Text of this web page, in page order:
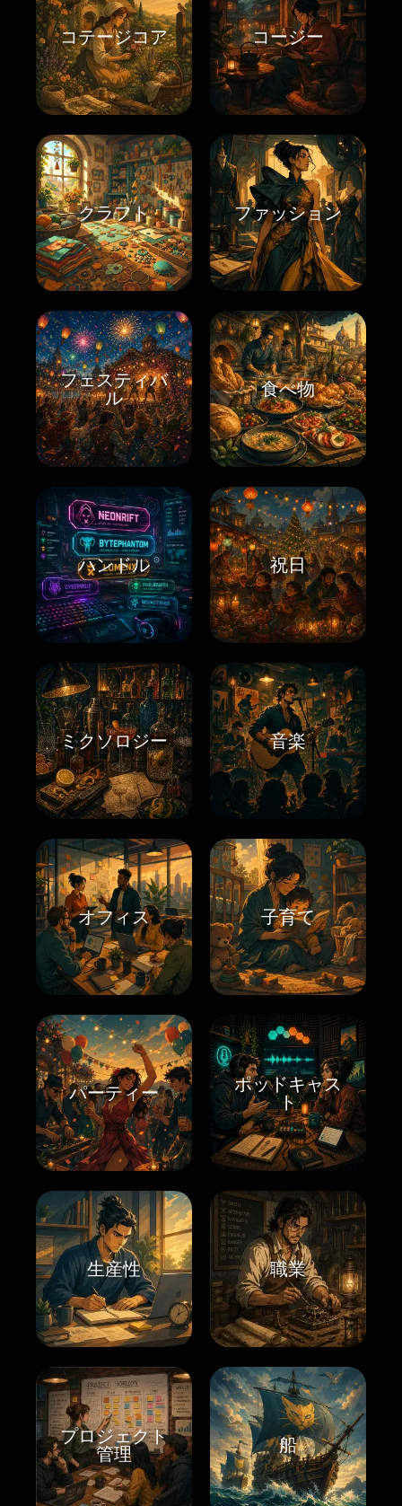
コテージコア コージー
クラフト ファッション
フェスティバ
ル
食べ物
ハンドル 祝日
ミクソロジー 音楽
オフィス 子育て
パーティー
ポッドキャス
ト
生産性 職業
プロジェクト
管理
船